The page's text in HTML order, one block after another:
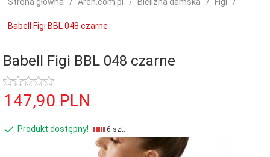
Babell Figi BBL 048 czarne
Babell Figi BBL 048 czarne
147,90 PLN
Produkt dostępny! 6 szt.